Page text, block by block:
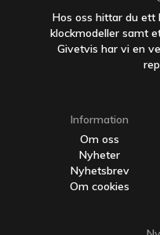
Hos oss hittar du
klockmodeller samt
Givetvis har vi en
Information
Om oss
Nyheter
Nyhetsbrev
Om cookies